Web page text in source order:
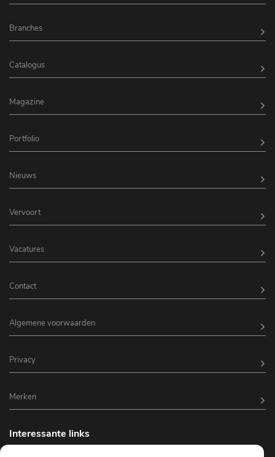
Branches
Catalogus
Magazine
Portfolio
Nieuws
Vervoort
Vacatures
Contact
Algemene voorwaarden
Privacy
Merken
Interessante links